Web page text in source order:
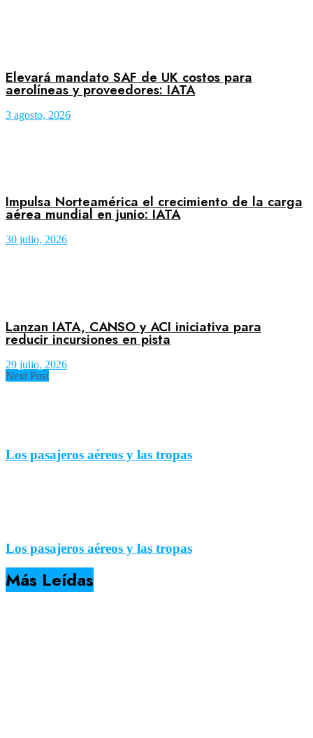
Elevará mandato SAF de UK costos para
aerolíneas y proveedores: IATA
3 agosto, 2026
Impulsa Norteamérica el crecimiento de la carga
aérea mundial en junio: IATA
30 julio, 2026
Lanzan IATA, CANSO y ACI iniciativa para
reducir incursiones en pista
29 julio, 2026
Next Post
Los pasajeros aéreos y las tropas
Los pasajeros aéreos y las tropas
Más Leídas